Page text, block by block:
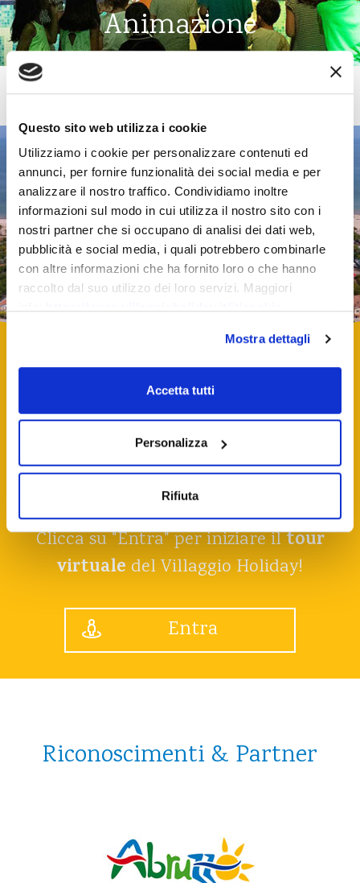
Questo sito web utilizza i cookie
Utilizziamo i cookie per personalizzare contenuti ed
annunci, per fornire funzionalità dei social media e per
analizzare il nostro traffico. Condividiamo inoltre
informazioni sul modo in cui utilizza il nostro sito con i
nostri partner che si occupano di analisi dei dati web,
pubblicità e social media, i quali potrebbero combinarle
con altre informazioni che ha fornito loro o che hanno
raccolto dal suo utilizzo dei loro servizi. Maggiori
Mostra dettagli
Accetta tutti
Personalizza
Rifiuta
Animazione
Virtual Tour
Clicca su "Entra" per iniziare iltour
virtuale del Villaggio Holiday!
Entra
Riconoscimenti & Partner